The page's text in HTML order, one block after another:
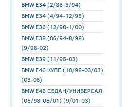
BMW E34 (2/88-3/94)
BMW E34 (4/94-12/95)
BMW E36 (12/90-1/00)
BMW E38 (06/94-8/98)
(9/98-02)
BMW E39 (11/95-03)
BMW E46 КУПЕ (10/98-03/03)
(03-06)
BMW E46 СЕДАН/УНИВЕРСАЛ
(05/98-08/01) (9/01-03)